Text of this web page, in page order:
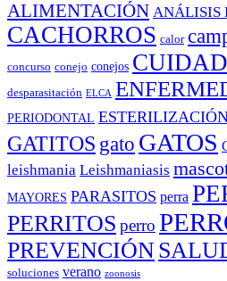
ALIMENTACIÓN ANÁLISIS
CACHORROS calor
concurso conejo conejos
desparasitación ELCA
PERIODONTAL
GATITOS gato GATOS
leishmania Leishmaniasis
MAYORES PARASITOS perra
PERRITOS perro
PREVENCIÓN
soluciones verano zoonosis